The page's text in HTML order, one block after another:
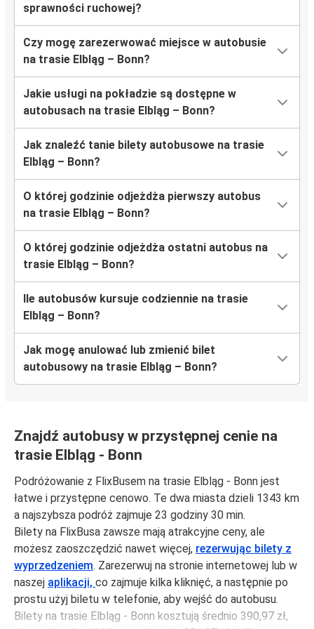
sprawności ruchowej?
Czy mogę zarezerwować miejsce w autobusie
na trasie Elbląg – Bonn?
Jakie usługi na pokładzie są dostępne w
autobusach na trasie Elbląg – Bonn?
Jak znaleźć tanie bilety autobusowe na trasie
Elbląg – Bonn?
O której godzinie odjeżdża pierwszy autobus
na trasie Elbląg – Bonn?
O której godzinie odjeżdża ostatni autobus na
trasie Elbląg – Bonn?
Ile autobusów kursuje codziennie na trasie
Elbląg – Bonn?
Jak mogę anulować lub zmienić bilet
autobusowy na trasie Elbląg – Bonn?
Znajdź autobusy w przystępnej cenie na
trasie Elbląg - Bonn
Podróżowanie z FlixBusem na trasie Elbląg - Bonn jest
łatwe i przystępne cenowo. Te dwa miasta dzieli 1343 km
a najszybsza podróż zajmuje 23 godziny 30 min.
Bilety na FlixBusa zawsze mają atrakcyjne ceny, ale
możesz zaoszczędzić nawet więcej, rezerwując bilety z
wyprzedzeniem. Zarezerwuj na stronie internetowej lub w
naszej aplikacji, co zajmuje kilka kliknięć, a następnie po
prostu użyj biletu w telefonie, aby wejść do autobusu.
Bilety na trasie Elbląg - Bonn kosztują średnio 390,97 zł,